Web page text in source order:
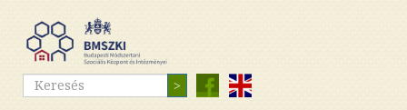
tartalomra
Keresés Keresés